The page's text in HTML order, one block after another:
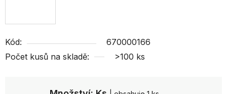
Kód:
670000166
Počet kusů na skladě:
>100 ks